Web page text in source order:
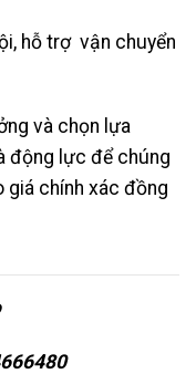
hỗ trợ vận chuyển
và chọn lựa
động lực để chúng
chính xác đồng